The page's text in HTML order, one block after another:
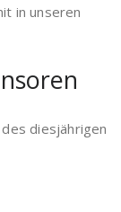
in unseren
diesjährigen